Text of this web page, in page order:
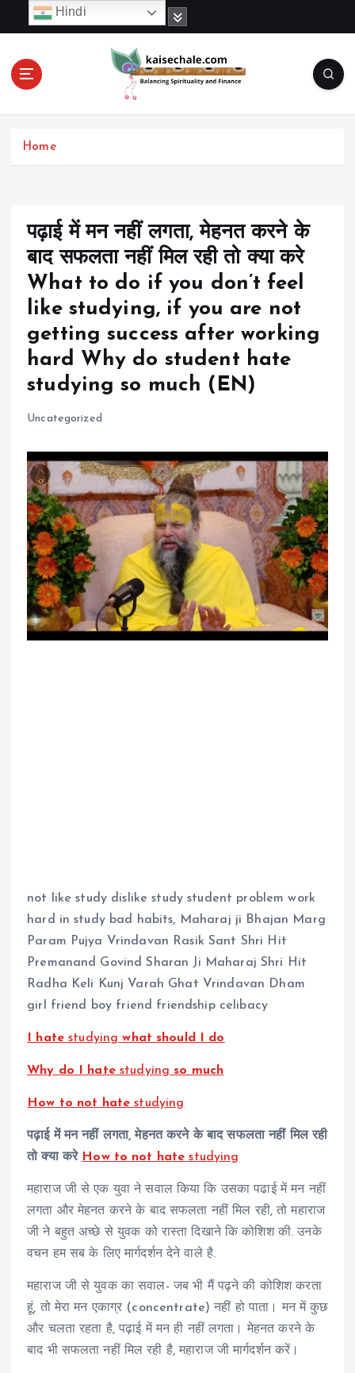
c
Home
पढ़ाई में मन नहीं लगता, मेहनत करने के
बाद सफलता नहीं मिल रही तो क्या करे
What to do if you don’t feel
like studying, if you are not
getting success after working
hard Why do student hate
studying so much (EN)
Uncategorized
not like study dislike study student problem work
hard in study bad habits, Maharaj ji Bhajan Marg
Param Pujya Vrindavan Rasik Sant Shri Hit
Premanand Govind Sharan Ji Maharaj Shri Hit
Radha Keli Kunj Varah Ghat Vrindavan Dham
girl friend boy friend friendship celibacy
I hatestudyingwhat should I do
Why do I hatestudyingso much
How to not hate studying
पढ़ाई में मन नहीं लगता, मेहनत करने के बाद सफलता नहीं मिल रही
तो क्या करे How to not hate studying
महाराज जी से एक युवा ने सवाल किया कि उसका पढाई में मन नहीं
लगता और मेहनत करने के बाद सफलता नहीं मिल रही, तो महाराज
जी ने बहुत अच्छे से युवक को रास्ता दिखाने कि कोशिश की. उनके
वचन हम सब के लिए मार्गदर्शन देने वाले है.
महाराज जी से युवक का सवाल- जब भी मैं पढ़ने की कोशिश करता
हूं, तो मेरा मन एकाग्र (concentrate) नहीं हो पाता। मन में कुछ
और चलता रहता है, पढ़ाई में मन ही नहीं लगता। मेहनत करने के
बाद भी सफलता नहीं मिल रही है, महाराज जी मार्गदर्शन करें।
Hindi